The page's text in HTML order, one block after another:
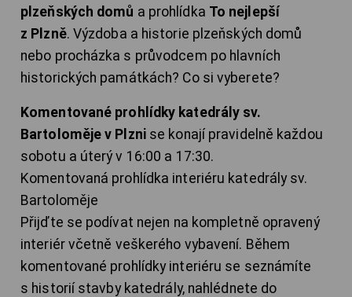
plzeňských domů a prohlídka To nejlepší
z Plzně. Výzdoba a historie plzeňských domů
nebo procházka s průvodcem po hlavních
historických památkách? Co si vyberete?
Komentované prohlídky katedrály sv.
Bartoloměje v Plzni se konají pravidelně každou
sobotu a úterý v 16:00 a 17:30.
Komentovaná prohlídka interiéru katedrály sv.
Bartoloměje
Přijďte se podívat nejen na kompletně opravený
interiér včetně veškerého vybavení. Během
komentované prohlídky interiéru se seznámíte
s historií stavby katedrály, nahlédnete do